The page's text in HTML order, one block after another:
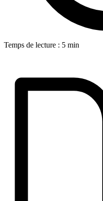
Temps de lecture : 5 min